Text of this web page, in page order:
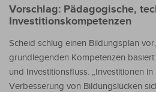
Vorschlag: Pädagogische,
Investitionskompetenzen
Scheid schlug einen Bildungsplan
grundlegenden Kompetenzen
und Investitionsfluss. „Investitionen
Verbesserung von Bildungslücken